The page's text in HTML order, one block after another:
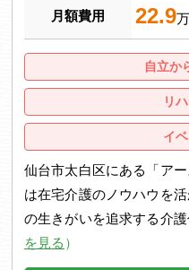
月額費用 22.9
自立か
リ
イ
仙台市太白区にある「ア
は在宅介護のノウハウを
の生きがいを追求する介護
を見る ）